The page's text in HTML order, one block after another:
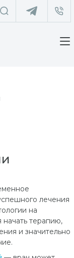
лечения
на
начать терапию,
и значительно